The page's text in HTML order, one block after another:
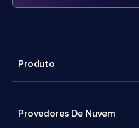
Produto
Provedores De Nuvem